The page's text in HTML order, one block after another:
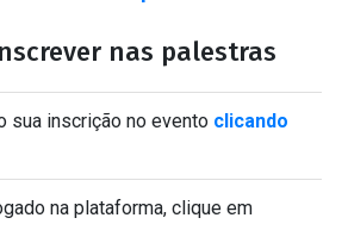
nas palestras
sua inscrição no evento clicando
na plataforma, clique em